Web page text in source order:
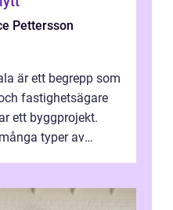
Pettersson
är ett begrepp som
fastighetsägare
ett byggprojekt.
typer av